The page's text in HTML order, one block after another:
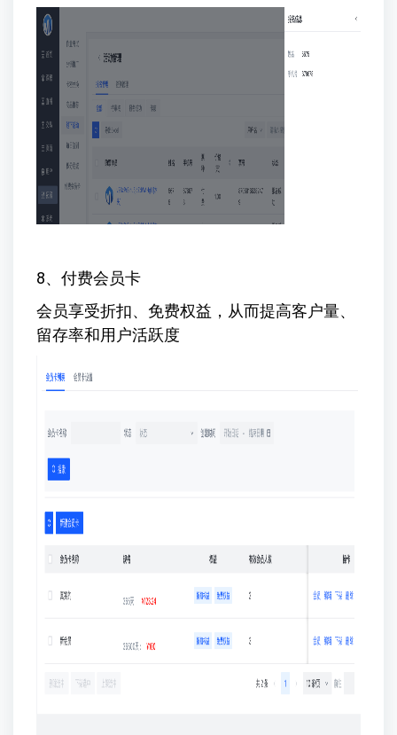
8、付费会员卡
会员享受折扣、免费权益，从而提高客户量、
留存率和用户活跃度